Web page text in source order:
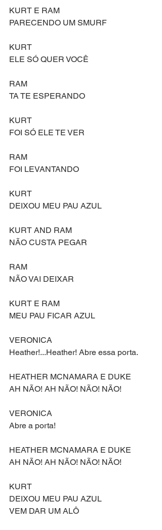
KURT E RAM
PARECENDO UM SMURF
KURT
ELE SÓ QUER VOCÊ
RAM
TA TE ESPERANDO
KURT
FOI SÓ ELE TE VER
RAM
FOI LEVANTANDO
KURT
DEIXOU MEU PAU AZUL
KURT AND RAM
NÃO CUSTA PEGAR
RAM
NÃO VAI DEIXAR
KURT E RAM
MEU PAU FICAR AZUL
VERONICA
Heather!...Heather! Abre essa porta.
HEATHER MCNAMARA E DUKE
AH NÃO! AH NÃO! NÃO! NÃO!
VERONICA
Abre a porta!
HEATHER MCNAMARA E DUKE
AH NÃO! AH NÃO! NÃO! NÃO!
KURT
DEIXOU MEU PAU AZUL
VEM DAR UM ALÔ